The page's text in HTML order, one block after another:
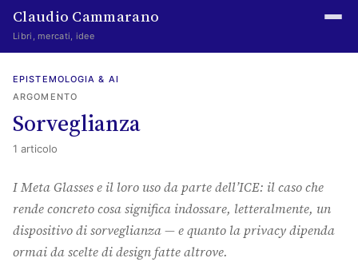
Claudio Cammarano
Libri, mercati, idee
Home
Curated
Learning log
Irene Media
Episteme Advisory
EPISTEMOLOGIA & AI
ARGOMENTO
Sorveglianza
1 articolo
I Meta Glasses e il loro uso da parte dell’ICE: il caso che
rende concreto cosa significa indossare, letteralmente, un
dispositivo di sorveglianza — e quanto la privacy dipenda
ormai da scelte di design fatte altrove.